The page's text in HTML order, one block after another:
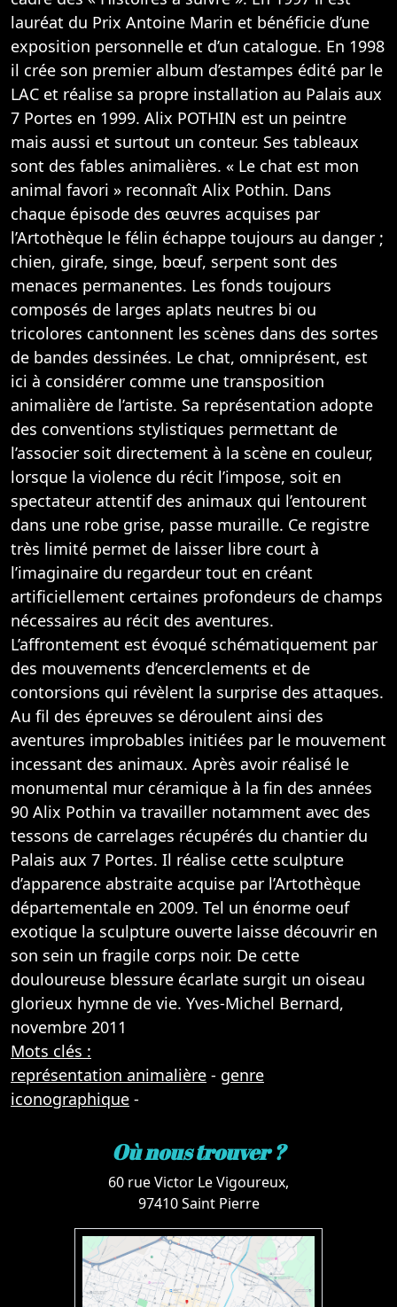
lauréat du Prix Antoine Marin et bénéficie d’une
exposition personnelle et d’un catalogue. En 1998
il crée son premier album d’estampes édité par le
LAC et réalise sa propre installation au Palais aux
7 Portes en 1999. Alix POTHIN est un peintre
mais aussi et surtout un conteur. Ses tableaux
sont des fables animalières. « Le chat est mon
animal favori » reconnaît Alix Pothin. Dans
chaque épisode des œuvres acquises par
l’Artothèque le félin échappe toujours au danger ;
chien, girafe, singe, bœuf, serpent sont des
menaces permanentes. Les fonds toujours
composés de larges aplats neutres bi ou
tricolores cantonnent les scènes dans des sortes
de bandes dessinées. Le chat, omniprésent, est
ici à considérer comme une transposition
animalière de l’artiste. Sa représentation adopte
des conventions stylistiques permettant de
l’associer soit directement à la scène en couleur,
lorsque la violence du récit l’impose, soit en
spectateur attentif des animaux qui l’entourent
dans une robe grise, passe muraille. Ce registre
très limité permet de laisser libre court à
l’imaginaire du regardeur tout en créant
artificiellement certaines profondeurs de champs
nécessaires au récit des aventures.
L’affrontement est évoqué schématiquement par
des mouvements d’encerclements et de
contorsions qui révèlent la surprise des attaques.
Au fil des épreuves se déroulent ainsi des
aventures improbables initiées par le mouvement
incessant des animaux. Après avoir réalisé le
monumental mur céramique à la fin des années
90 Alix Pothin va travailler notamment avec des
tessons de carrelages récupérés du chantier du
Palais aux 7 Portes. Il réalise cette sculpture
d’apparence abstraite acquise par l’Artothèque
départementale en 2009. Tel un énorme oeuf
exotique la sculpture ouverte laisse découvrir en
son sein un fragile corps noir. De cette
douloureuse blessure écarlate surgit un oiseau
glorieux hymne de vie. Yves-Michel Bernard,
novembre 2011
Mots clés :
représentation animalière - genre
iconographique -
Où nous trouver ?
60 rue Victor Le Vigoureux,
97410 Saint Pierre